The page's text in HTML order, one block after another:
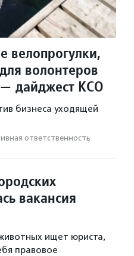
велопрогулки,
волонтеров
дайджест КСО
бизнеса уходящей
ответственность
вакансия
ищет юриста,
правовое